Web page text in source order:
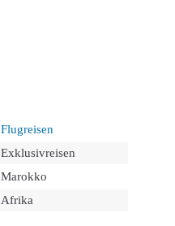
Flugreisen
Exklusivreisen
Marokko
Afrika